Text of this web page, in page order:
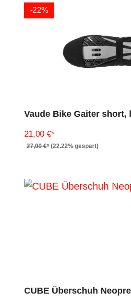
-22%
Vaude Bike Gaiter short,
21,00 €*
27,00 €* (22.22% gespart)
CUBE Überschuh